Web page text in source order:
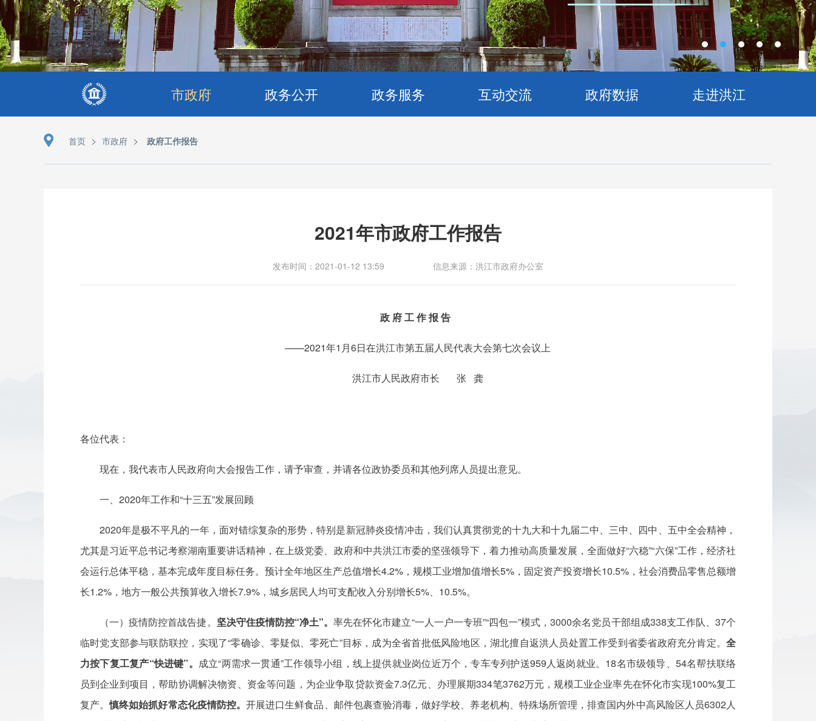
市政府 政务公开 政务服务 互动交流 政府数据 走进洪江
首页 > 市政府 > 政府工作报告
2021年市政府工作报告
发布时间：2021-01-12 13:59 信息来源：洪江市政府办公室
政 府 工 作 报 告
——2021年1月6日在洪江市第五届人民代表大会第七次会议上
洪江市人民政府市长 张 龚
各位代表：
现在，我代表市人民政府向大会报告工作，请予审查，并请各位政协委员和其他列席人员提出意见。
一、2020年工作和“十三五”发展回顾
2020年是极不平凡的一年，面对错综复杂的形势，特别是新冠肺炎疫情冲击，我们认真贯彻党的十九大和十九届二中、三中、四中、五中全会精神，
尤其是习近平总书记考察湖南重要讲话精神，在上级党委、政府和中共洪江市委的坚强领导下，着力推动高质量发展，全面做好“六稳”“六保”工作，经济社
会运行总体平稳，基本完成年度目标任务。预计全年地区生产总值增长4.2%，规模工业增加值增长5%，固定资产投资增长10.5%，社会消费品零售总额增
长1.2%，地方一般公共预算收入增长7.9%，城乡居民人均可支配收入分别增长5%、10.5%。
（一）疫情防控首战告捷。 坚决守住疫情防控“净土”。率先在怀化市建立“一人一户一专班”“四包一”模式，3000余名党员干部组成338支工作队、37个
临时党支部参与联防联控，实现了“零确诊、零疑似、零死亡”目标，成为全省首批低风险地区，湖北擅自返洪人员处置工作受到省委省政府充分肯定。 全
力按下复工复产“快进键”。 成立“两需求一贯通”工作领导小组，线上提供就业岗位近万个，专车专列护送959人返岗就业。18名市级领导、54名帮扶联络
员到企业到项目，帮助协调解决物资、资金等问题，为企业争取贷款资金7.3亿元、办理展期334笔3762万元，规模工业企业率先在怀化市实现100%复工
复产。慎终如始抓好常态化疫情防控。开展进口生鲜食品、邮件包裹查验消毒，做好学校、养老机构、特殊场所管理，排查国内外中高风险区人员6302人